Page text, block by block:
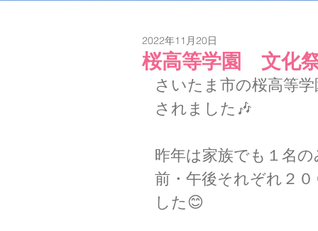
桜高等学園 文化
2022年11月20日
さいたま市の桜高等
されました🎶
昨年は家族でも１名
前・午後それぞれ２
した😊